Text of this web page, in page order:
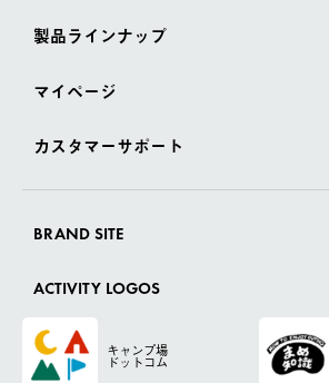
製品ラインナップ
マイページ
カスタマーサポート
BRAND SITE
ACTIVITY LOGOS
キャンプ場
ドットコム